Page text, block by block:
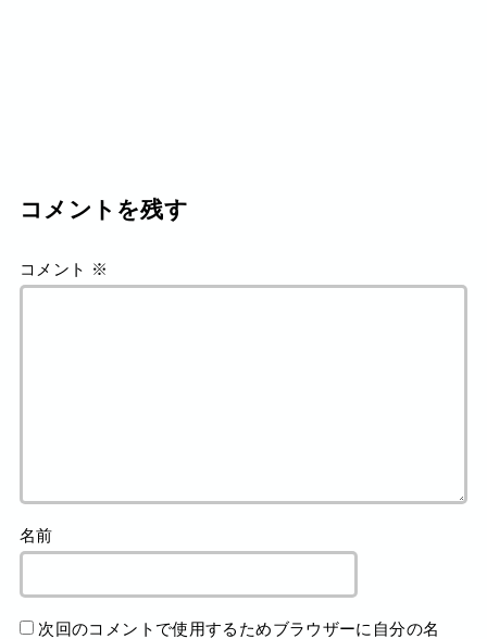
コメントを残す
コメント ※
名前
次回のコメントで使用するためブラウザーに自分の名